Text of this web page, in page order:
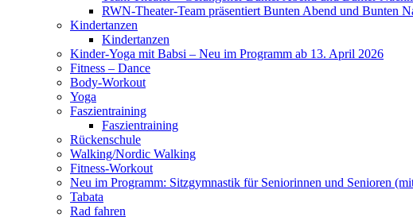
RWN-Theater-Team präsentiert Bunten Abend und Bunten
Kindertanzen
Kindertanzen
Kinder-Yoga mit Babsi – Neu im Programm ab 13. April 2026
Fitness – Dance
Body-Workout
Yoga
Faszientraining
Faszientraining
Rückenschule
Walking/Nordic Walking
Fitness-Workout
Neu im Programm: Sitzgymnastik für Seniorinnen und Senioren
Tabata
Rad fahren